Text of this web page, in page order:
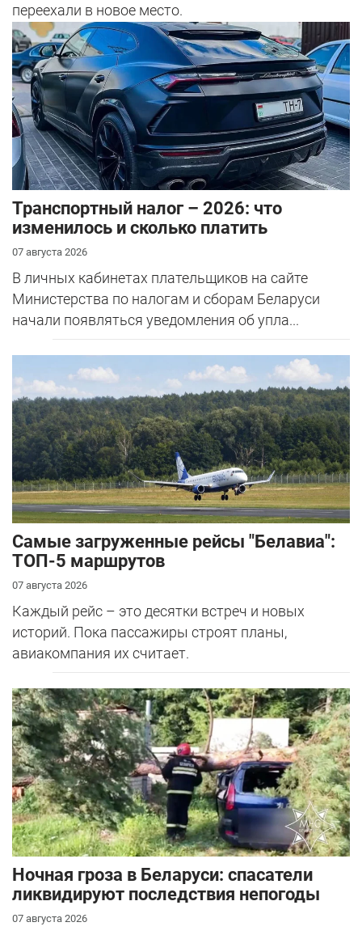
переехали в новое место.
Транспортный налог – 2026: что
изменилось и сколько платить
07 августа 2026
В личных кабинетах плательщиков на сайте
Министерства по налогам и сборам Беларуси
начали появляться уведомления об упла...
Самые загруженные рейсы "Белавиа":
ТОП-5 маршрутов
07 августа 2026
Каждый рейс – это десятки встреч и новых
историй. Пока пассажиры строят планы,
авиакомпания их считает.
Ночная гроза в Беларуси: спасатели
ликвидируют последствия непогоды
07 августа 2026